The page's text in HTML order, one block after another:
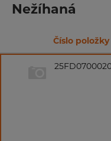
Nežíhaná
Číslo položky